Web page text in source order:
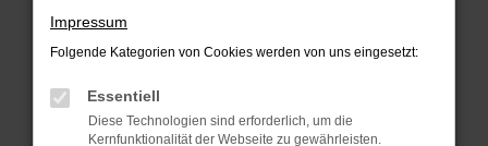
Suchmaschine?
Prüfe deine Browsererweiterungen.
können das Laden bestimmter Seiten
verhindern. Funktioniert die Seite in einem
Impressum
Folgende Kategorien von Cookies werden von uns eingesetzt:
Essentiell
Diese Technologien sind erforderlich, um die
Kernfunktionalität der Webseite zu gewährleisten.